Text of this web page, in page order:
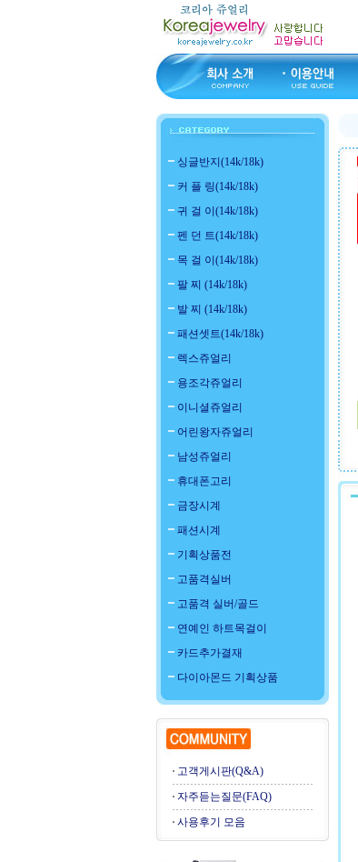
싱글반지(14k/18k)
커 플 링(14k/18k)
귀 걸 이(14k/18k)
펜 던 트(14k/18k)
목 걸 이(14k/18k)
팔 찌 (14k/18k)
발 찌 (14k/18k)
패션셋트(14k/18k)
렉스쥬얼리
용조각쥬얼리
이니셜쥬얼리
어린왕자쥬얼리
남성쥬얼리
휴대폰고리
금장시계
패션시계
기획상품전
고품격실버
고품격 실버/골드
연예인 하트목걸이
카드추가결재
다이아몬드 기획상품
고객게시판(Q&A)
자주듣는질문(FAQ)
사용후기 모음